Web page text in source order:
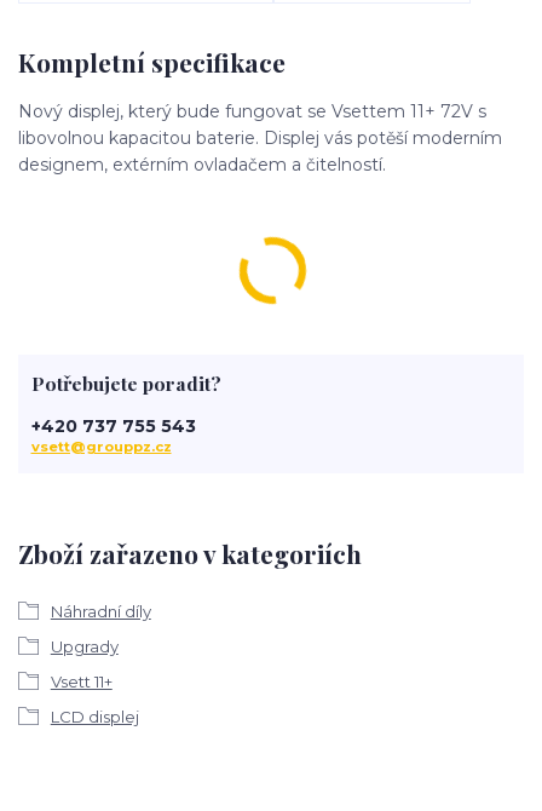
Kompletní specifikace
Nový displej, který bude fungovat se Vsettem 11+ 72V s
libovolnou kapacitou baterie. Displej vás potěší moderním
designem, extérním ovladačem a čitelností.
Zboží zařazeno v kategoriích
Náhradní díly
Upgrady
Vsett 11+
LCD displej
Potřebujete poradit?
+420 737 755 543
vsett@grouppz.cz